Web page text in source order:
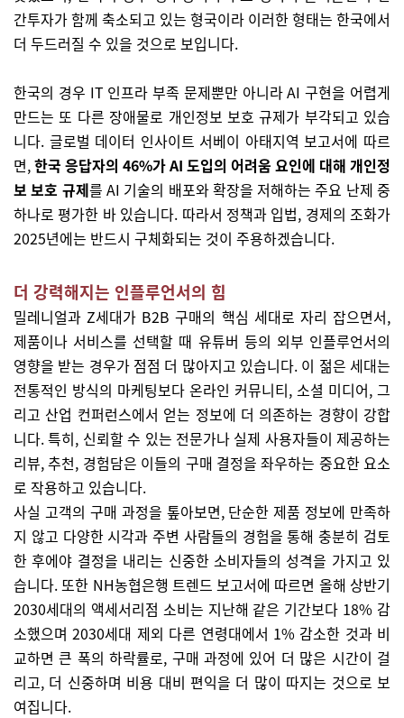
간투자가 함께 축소되고 있는 형국이라 이러한 형태는 한국에서
더 두드러질 수 있을 것으로 보입니다.
한국의 경우 IT 인프라 부족 문제뿐만 아니라 AI 구현을 어렵게
만드는 또 다른 장애물로 개인정보 보호 규제가 부각되고 있습
니다. 글로벌 데이터 인사이트 서베이 아태지역 보고서에 따르
면,한국 응답자의 46%가 AI 도입의 어려움 요인에 대해 개인정
보 보호 규제를 AI 기술의 배포와 확장을 저해하는 주요 난제 중
하나로 평가한 바 있습니다. 따라서 정책과 입법, 경제의 조화가
2025년에는 반드시 구체화되는 것이 주용하겠습니다.
더 강력해지는 인플루언서의 힘
밀레니얼과 Z세대가 B2B 구매의 핵심 세대로 자리 잡으면서,
제품이나 서비스를 선택할 때 유튜버 등의 외부 인플루언서의
영향을 받는 경우가 점점 더 많아지고 있습니다. 이 젊은 세대는
전통적인 방식의 마케팅보다 온라인 커뮤니티, 소셜 미디어, 그
리고 산업 컨퍼런스에서 얻는 정보에 더 의존하는 경향이 강합
니다. 특히, 신뢰할 수 있는 전문가나 실제 사용자들이 제공하는
리뷰, 추천, 경험담은 이들의 구매 결정을 좌우하는 중요한 요소
로 작용하고 있습니다.
사실 고객의 구매 과정을 톺아보면, 단순한 제품 정보에 만족하
지 않고 다양한 시각과 주변 사람들의 경험을 통해 충분히 검토
한 후에야 결정을 내리는 신중한 소비자들의 성격을 가지고 있
습니다. 또한 NH농협은행 트렌드 보고서에 따르면 올해 상반기
2030세대의 액세서리점 소비는 지난해 같은 기간보다 18% 감
소했으며 2030세대 제외 다른 연령대에서 1% 감소한 것과 비
교하면 큰 폭의 하락률로, 구매 과정에 있어 더 많은 시간이 걸
리고, 더 신중하며 비용 대비 편익을 더 많이 따지는 것으로 보
여집니다.